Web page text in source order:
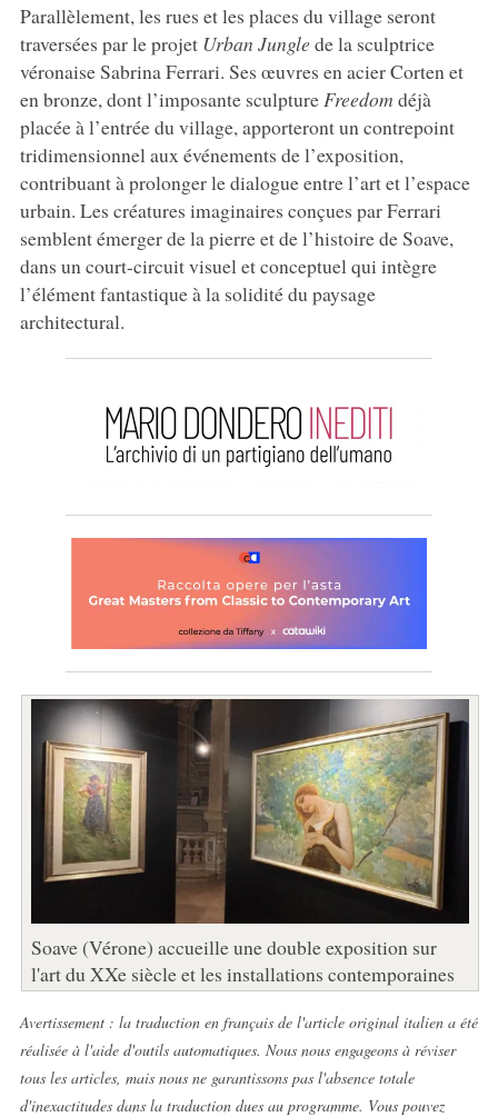
Parallèlement, les rues et les places du village seront
traversées par le projet Urban Junglede la sculptrice
véronaise Sabrina Ferrari. Ses œuvres en acier Corten et
en bronze, dont l’imposante sculpture Freedom déjà
placée à l’entrée du village, apporteront un contrepoint
tridimensionnel aux événements de l’exposition,
contribuant à prolonger le dialogue entre l’art et l’espace
urbain. Les créatures imaginaires conçues par Ferrari
semblent émerger de la pierre et de l’histoire de Soave,
dans un court-circuit visuel et conceptuel qui intègre
l’élément fantastique à la solidité du paysage
architectural.
Soave (Vérone) accueille une double exposition sur
l'art du XXe siècle et les installations contemporaines
Avertissement : la traduction en français de l'article original italien a été
réalisée à l'aide d'outils automatiques. Nous nous engageons à réviser
tous les articles, mais nous ne garantissons pas l'absence totale
d'inexactitudes dans la traduction dues au programme. Vous pouvez